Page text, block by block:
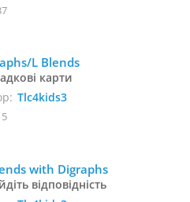
L Blends
карти
Tlc4kids3
відповідність